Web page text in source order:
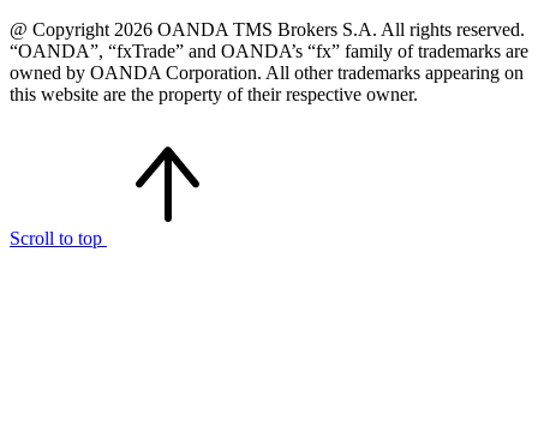
@ Copyright 2026 OANDA TMS Brokers S.A. All rights reserved.
“OANDA”, “fxTrade” and OANDA’s “fx” family of trademarks are
owned by OANDA Corporation. All other trademarks appearing on
this website are the property of their respective owner.
Scroll to top